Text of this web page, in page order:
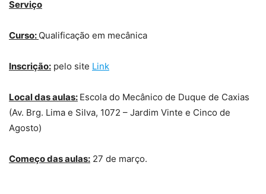
Serviço
Curso: Qualificação em mecânica
Inscrição: pelo site Link
Local das aulas: Escola do Mecânico de Duque de Caxias
(Av. Brg. Lima e Silva, 1072 – Jardim Vinte e Cinco de
Agosto)
Começo das aulas: 27 de março.